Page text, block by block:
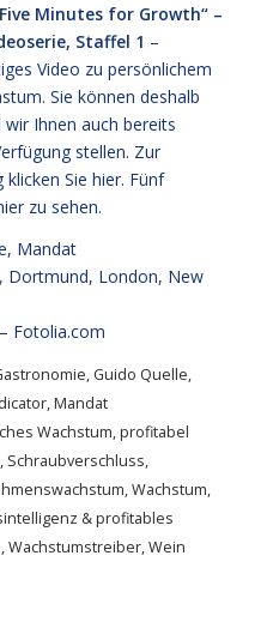
Minutes for Growth“ –
Staffel 1 –
Video zu persönlichem
Sie können deshalb
Ihnen auch bereits
stellen. Zur
Sie hier. Fünf
zu sehen.
, Mandat
Dortmund, London, New
Fotolia.com
, Guido Quelle,
,Mandat
Wachstum,profitabel
, Schraubverschluss,
,Wachstum,
& profitables
,Wachstumstreiber,Wein